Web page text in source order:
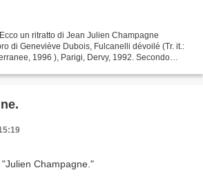
un ritratto di Jean Julien Champagne
di Geneviève Dubois, Fulcanelli dévoilé (Tr. it.:
1996 ), Parigi, Dervy, 1992. Secondo